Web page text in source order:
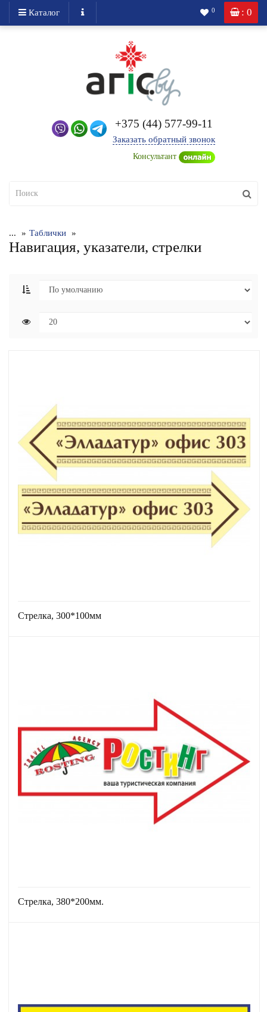
: 0
Каталог 0
+375 (44) 577-99-11
Заказать обратный звонок
Консультант
... Таблички
Навигация, указатели, стрелки
Стрелка, 300*100мм
Стрелка, 380*200мм.